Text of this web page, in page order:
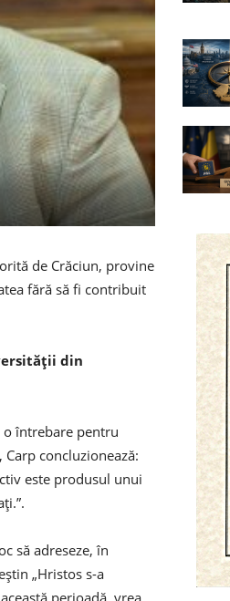
de Crăciun, provine
fără să fi contribuit
din
o întrebare pentru
Carp concluzionează:
este produsul unui
să adreseze, în
„Hristos s-a
perioadă, vrea